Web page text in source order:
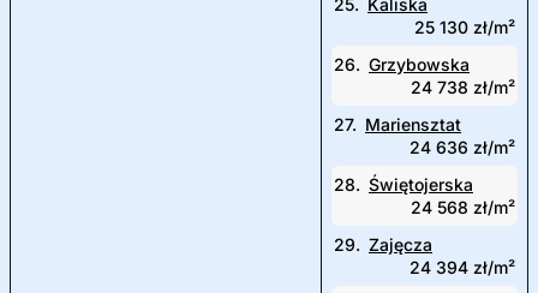
25. Kaliska
25 130 zł/m²
26. Grzybowska
24 738 zł/m²
27. Mariensztat
24 636 zł/m²
28. Świętojerska
24 568 zł/m²
29. Zajęcza
24 394 zł/m²